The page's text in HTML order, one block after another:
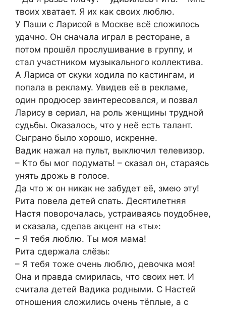
твоих хватает. Я их как своих люблю.
У Паши с Ларисой в Москве всё сложилось
удачно. Он сначала играл в ресторане, а
потом прошёл прослушивание в группу, и
стал участником музыкального коллектива.
А Лариса от скуки ходила по кастингам, и
попала в рекламу. Увидев её в рекламе,
один продюсер заинтересовался, и позвал
Ларису в сериал, на роль женщины трудной
судьбы. Оказалось, что у неё есть талант.
Сыграно было хорошо, искренне.
Вадик нажал на пульт, выключил телевизор.
– Кто бы мог подумать! – сказал он, стараясь
унять дрожь в голосе.
Да что ж он никак не забудет её, змею эту!
Рита повела детей спать. Десятилетняя
Настя поворочалась, устраиваясь поудобнее,
и сказала, сделав акцент на «ты»:
– Я тебя люблю. Ты моя мама!
Рита сдержала слёзы:
– Я тебя тоже очень люблю, девочка моя!
Она и правда смирилась, что своих нет. И
считала детей Вадика родными. С Настей
отношения сложились очень тёплые, а с